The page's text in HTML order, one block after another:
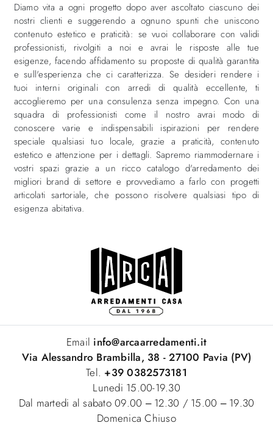
Diamo vita a ogni progetto dopo aver ascoltato ciascuno dei
nostri clienti e suggerendo a ognuno spunti che uniscono
contenuto estetico e praticità: se vuoi collaborare con validi
professionisti, rivolgiti a noi e avrai le risposte alle tue
esigenze, facendo affidamento su proposte di qualità garantita
e sull'esperienza che ci caratterizza. Se desideri rendere i
tuoi interni originali con arredi di qualità eccellente, ti
accoglieremo per una consulenza senza impegno. Con una
squadra di professionisti come il nostro avrai modo di
conoscere varie e indispensabili ispirazioni per rendere
speciale qualsiasi tuo locale, grazie a praticità, contenuto
estetico e attenzione per i dettagli. Sapremo riammodernare i
vostri spazi grazie a un ricco catalogo d'arredamento dei
migliori brand di settore e provvediamo a farlo con progetti
articolati sartoriale, che possono risolvere qualsiasi tipo di
esigenza abitativa.
Email info@arcaarredamenti.it
Via Alessandro Brambilla, 38 - 27100 Pavia (PV)
Tel. +39 0382573181
Lunedi 15.00-19.30
Dal martedi al sabato 09.00 – 12.30 / 15.00 – 19.30
Domenica Chiuso